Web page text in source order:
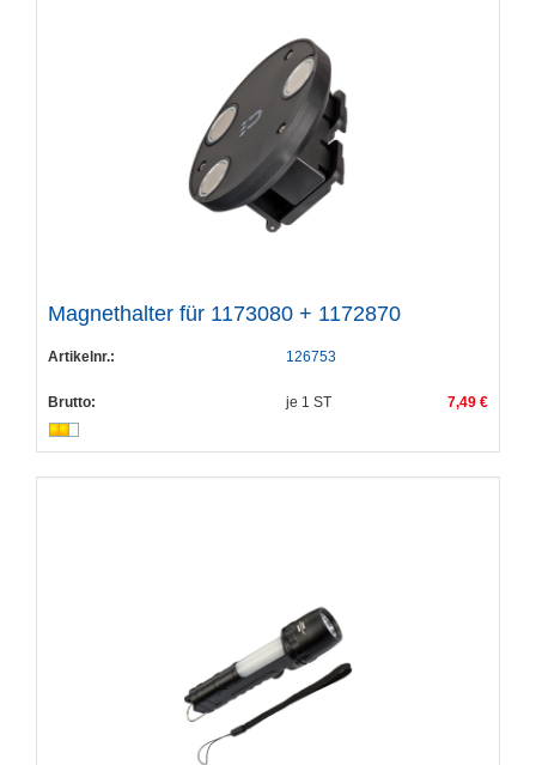
Magnethalter für 1173080 + 1172870
Artikelnr.: 126753
Brutto: je 1 ST 7,49 €